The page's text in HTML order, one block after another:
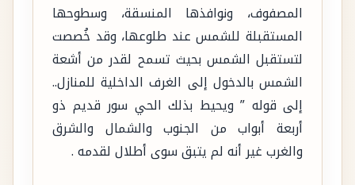
المصفوف، ونوافذها المنسقة، وسطوحها
المستقبلة للشمس عند طلوعها، وقد خُصصت
لتستقبل الشمس بحيث تسمح لقدر من أشعة
الشمس بالدخول إلى الغرف الداخلية للمنازل..
إلى قوله ” ويحيط بذلك الحي سور قديم ذو
أربعة أبواب من الجنوب والشمال والشرق
والغرب غير أنه لم يتبق سوى أطلال لقدمه .